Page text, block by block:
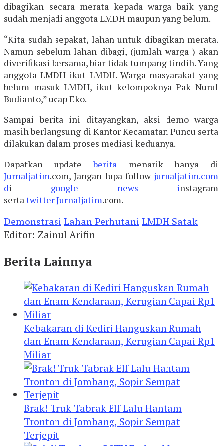
dibagikan secara merata kepada warga baik yang
sudah menjadi anggota LMDH maupun yang belum.
“Kita sudah sepakat, lahan untuk dibagikan merata.
Namun sebelum lahan dibagi, (jumlah warga ) akan
diverifikasi bersama, biar tidak tumpang tindih. Yang
anggota LMDH ikut LMDH. Warga masyarakat yang
belum masuk LMDH, ikut kelompoknya Pak Nurul
Budianto,” ucap Eko.
Sampai berita ini ditayangkan, aksi demo warga
masih berlangsung di Kantor Kecamatan Puncu serta
dilakukan dalam proses mediasi keduanya.
Dapatkan updateberita menarik hanya di
Jurnaljatim.com, Jangan lupa follow jurnaljatim.com
di google news instagram
serta twitterJurnaljatim.com.
Demonstrasi Lahan Perhutani LMDH Satak
Editor: Zainul Arifin
Berita Lainnya
Kebakaran di Kediri Hanguskan Rumah
dan Enam Kendaraan, Kerugian Capai Rp1
Miliar
Brak! Truk Tabrak Elf Lalu Hantam
Tronton di Jombang, Sopir Sempat
Terjepit